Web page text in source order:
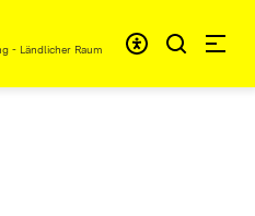
- Ländlicher Raum